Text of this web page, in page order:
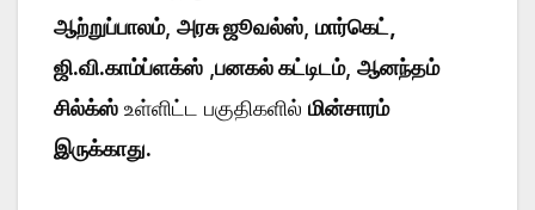
ஆற்றுப்பாலம், அரசு ஜூவல்ஸ் மார்கெட்,
ஜி.வி.காம்ப்ளக்ஸ் பனகல் கட்டிடம், ஆனந்தம்
சில்க்ஸ் உள்ளிட்ட பகுதிகளில் மின்சாரம்
இருக்காது.